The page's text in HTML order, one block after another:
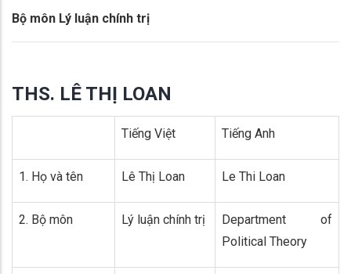
Bộ môn Lý luận chính trị
THS. LÊ THỊ LOAN
Tiếng Việt Tiếng Anh
1. Họ và tên Lê Thị Loan Le Thi Loan
2. Bộ môn Lý luận chính trị
Department of
Political Theory